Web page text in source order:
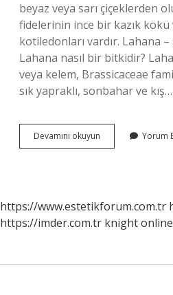
beyaz veya sarı çiçeklerden
fidelerinin ince bir kazık
kotiledonları vardır. Lahana –
Lahana nasıl bir bitkidir?
veya kelem, Brassicaceae
sık yapraklı, sonbahar ve kış…
Devamını okuyun
Çiçekli
Yorum
https://www.estetikforum.com.tr
https://imder.com.tr knight online